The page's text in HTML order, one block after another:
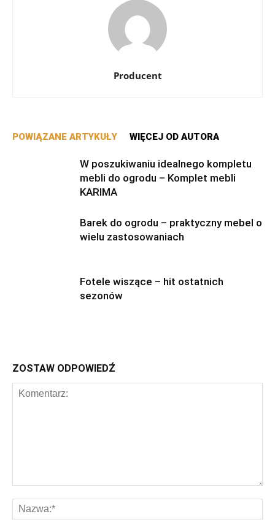
Producent
POWIĄZANE ARTYKUŁY WIĘCEJ OD AUTORA
W poszukiwaniu idealnego kompletu
mebli do ogrodu – Komplet mebli
KARIMA
Barek do ogrodu – praktyczny mebel o
wielu zastosowaniach
Fotele wiszące – hit ostatnich
sezonów
ZOSTAW ODPOWIEDŹ